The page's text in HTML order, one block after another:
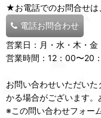
★お電話でのお問合せは
電話お問合わせ
営業日：月・水・木・
営業時間：12：00〜20
お問い合わせいただい
かる場合がございます。
※この問い合わせフォー